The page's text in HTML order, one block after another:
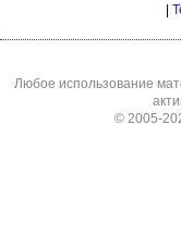
|
Любое использование
© 2005-